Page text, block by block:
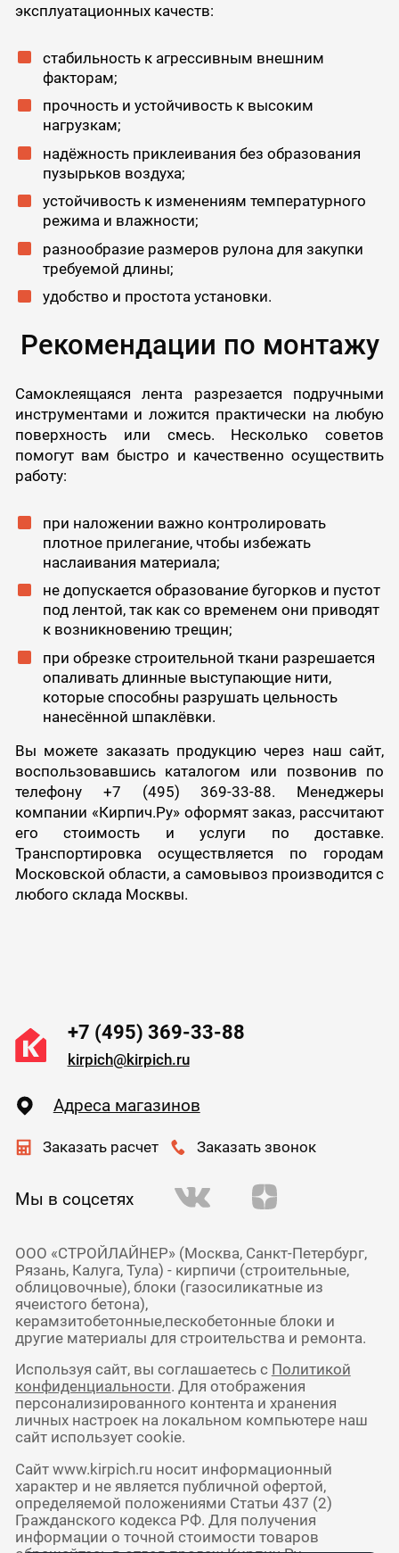
эксплуатационных качеств:
стабильность к агрессивным внешним
факторам;
прочность и устойчивость к высоким
нагрузкам;
надёжность приклеивания без образования
пузырьков воздуха;
устойчивость к изменениям температурного
режима и влажности;
разнообразие размеров рулона для закупки
требуемой длины;
удобство и простота установки.
Рекомендации по монтажу
Самоклеящаяся лента разрезается подручными
инструментами и ложится практически на любую
поверхность или смесь. Несколько советов
помогут вам быстро и качественно осуществить
работу:
при наложении важно контролировать
плотное прилегание, чтобы избежать
наслаивания материала;
не допускается образование бугорков и пустот
под лентой, так как со временем они приводят
к возникновению трещин;
при обрезке строительной ткани разрешается
опаливать длинные выступающие нити,
которые способны разрушать цельность
нанесённой шпаклёвки.
Вы можете заказать продукцию через наш сайт,
воспользовавшись каталогом или позвонив по
телефону +7 (495) 369-33-88. Менеджеры
компании «Кирпич.Ру» оформят заказ, рассчитают
его стоимость и услуги по доставке.
Транспортировка осуществляется по городам
Московской области, а самовывоз производится с
любого склада Москвы.
+7 (495) 369-33-88
kirpich@kirpich.ru
Адреса магазинов
Заказать расчет Заказать звонок
Мы в соцсетях
ООО «СТРОЙЛАЙНЕР» (Москва, Санкт-Петербург,
Рязань, Калуга, Тула) - кирпичи (строительные,
облицовочные), блоки (газосиликатные из
ячеистого бетона),
керамзитобетонные,пескобетонные блоки и
другие материалы для строительства и ремонта.
Используя сайт, вы соглашаетесь с Политикой
конфиденциальности. Для отображения
персонализированного контента и хранения
личных настроек на локальном компьютере наш
сайт использует cookie.
Сайт www.kirpich.ru носит информационный
характер и не является публичной офертой,
определяемой положениями Статьи 437 (2)
Гражданского кодекса РФ. Для получения
информации о точной стоимости товаров